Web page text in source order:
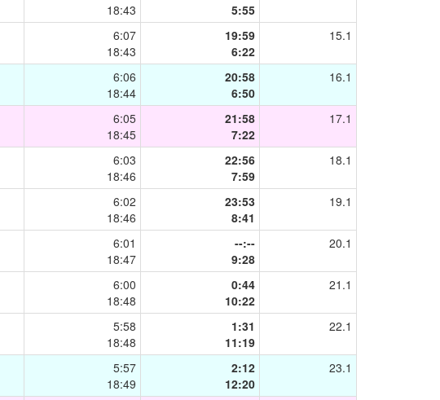
18:43
5:55
6:07
18:43
19:59
6:22
15.1
6:06
18:44
20:58
6:50
16.1
6:05
18:45
21:58
7:22
17.1
6:03
18:46
22:56
7:59
18.1
6:02
18:46
23:53
8:41
19.1
6:01
18:47
--:--
9:28
20.1
6:00
18:48
0:44
10:22
21.1
5:58
18:48
1:31
11:19
22.1
5:57
18:49
2:12
12:20
23.1